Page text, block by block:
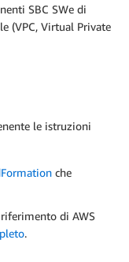
SBC SWe di
(VPC, Virtual Private
le istruzioni
che
di AWS
.